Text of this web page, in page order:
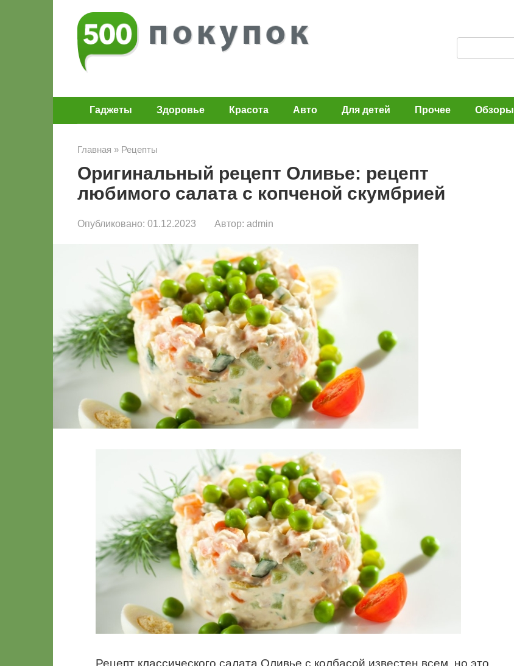
с
Гаджеты Здоровье Красота Авто Для детей Прочее Обзоры
Главная » Рецепты
Оригинальный рецепт Оливье: рецепт
любимого салата с копченой скумбрией
Опубликовано: 01.12.2023 Автор: admin
Рецепт классического салата Оливье с колбасой известен всем, но это